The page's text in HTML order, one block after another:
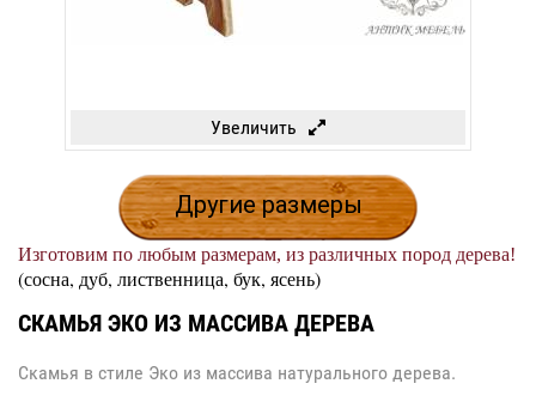
Увеличить
Другие размеры
Изготовим по любым размерам, из различных пород дерева!
(сосна, дуб, лиственница, бук, ясень)
СКАМЬЯ ЭКО ИЗ МАССИВА ДЕРЕВА
Скамья в стиле Эко из массива натурального дерева.